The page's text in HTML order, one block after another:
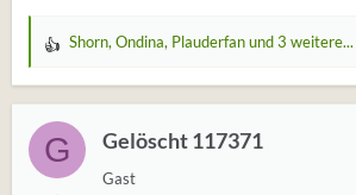
W
r
t
u
n
Shorn, Ondina, Plauderfanund 3 weitere...
G Gelöscht 117371
Gast